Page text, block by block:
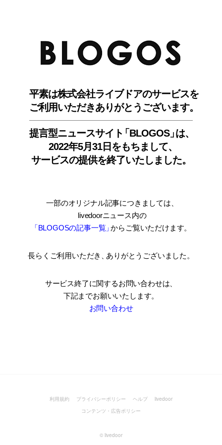
平素は株式会社ライブドアのサービスを
ご利用いただきありがとうございます。
提言型ニュースサイ ト「BLOGOS」は、
2022年5月31日をもちまして、
サービスの提供を終了いたしました。
一部のオリジナル記事につきましては
livedoorニュース内の
「BLOGOSの記事一覧」からご覧いただけます。
長らくご利用いただき ありがとうございました。
サービス終了に関するお問い合わせは、
下記までお願いいたします。
お問い合わせ
利用規約 プライバシーポリシー ヘルプ
livedoor
コンテンツ・広告ポリシー
© livedoor